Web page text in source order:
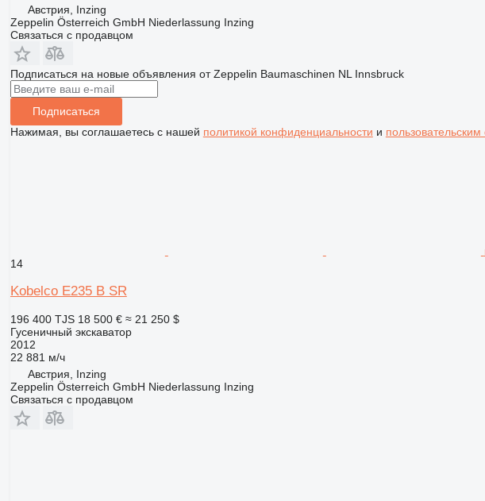
Австрия, Inzing
Zeppelin Österreich GmbH Niederlassung Inzing
Связаться с продавцом
Подписаться на новые объявления от Zeppelin Baumaschinen NL Innsbruck
Подписаться
Нажимая, вы соглашаетесь с нашей политикой конфиденциальности и
14
Kobelco E235 B SR
196 400 TJS 18 500 € ≈ 21 250 $
Гусеничный экскаватор
2012
22 881 м/ч
Австрия, Inzing
Zeppelin Österreich GmbH Niederlassung Inzing
Связаться с продавцом